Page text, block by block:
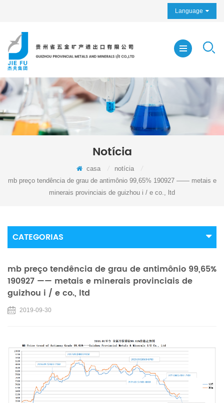
Language
Notícia
casa notícia
mb preço tendência de grau de antimônio 99,65% 190927 —— metais e
minerais provinciais de guizhou i / e co., ltd
CATEGORIAS
mb preço tendência de grau de antimônio 99,65%
190927 —— metais e minerais provinciais de
guizhou i / e co., ltd
2019-09-30